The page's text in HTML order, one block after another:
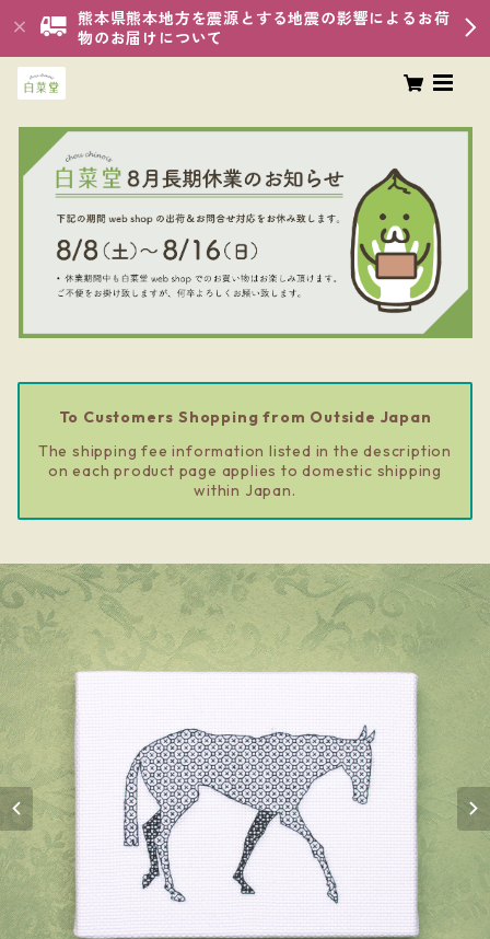
熊本県熊本地方を震源とする地震の影響によるお荷
物のお届けについて
To Customers Shopping from Outside Japan
The shipping fee information listed in the description
on each product page applies to domestic shipping
within Japan.